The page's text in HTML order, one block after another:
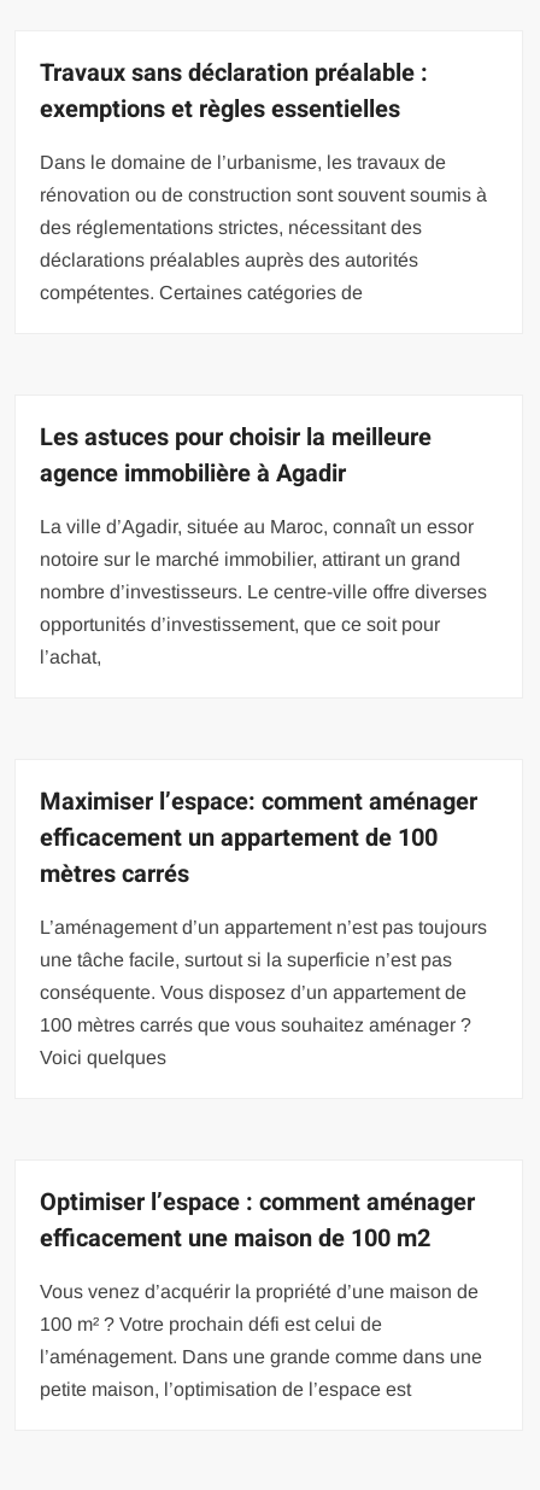
Travaux sans déclaration préalable :
exemptions et règles essentielles
Dans le domaine de l’urbanisme, les travaux de
rénovation ou de construction sont souvent soumis à
des réglementations strictes, nécessitant des
déclarations préalables auprès des autorités
compétentes. Certaines catégories de
Les astuces pour choisir la meilleure
agence immobilière à Agadir
La ville d’Agadir, située au Maroc, connaît un essor
notoire sur le marché immobilier, attirant un grand
nombre d’investisseurs. Le centre-ville offre diverses
opportunités d’investissement, que ce soit pour
l’achat,
Maximiser l’espace: comment aménager
efficacement un appartement de 100
mètres carrés
L’aménagement d’un appartement n’est pas toujours
une tâche facile, surtout si la superficie n’est pas
conséquente. Vous disposez d’un appartement de
100 mètres carrés que vous souhaitez aménager ?
Voici quelques
Optimiser l’espace : comment aménager
efficacement une maison de 100 m2
Vous venez d’acquérir la propriété d’une maison de
100 m² ? Votre prochain défi est celui de
l’aménagement. Dans une grande comme dans une
petite maison, l’optimisation de l’espace est